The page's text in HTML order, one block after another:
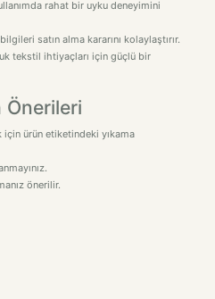
rahat bir uyku deneyimini
satın alma kararını kolaylaştırır.
tekstil ihtiyaçları için güçlü bir
Önerileri
için ürün etiketindeki yıkama
önerilir.